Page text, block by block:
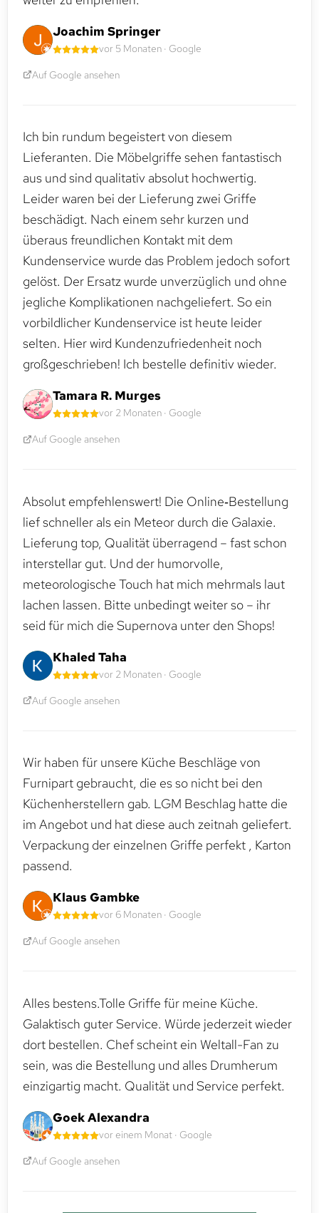
Joachim Springer
vor 5 Monaten · Google
Auf Google ansehen
Ich bin rundum begeistert von diesem
Lieferanten. Die Möbelgriffe sehen fantastisch
aus und sind qualitativ absolut hochwertig.
Leider waren bei der Lieferung zwei Griffe
beschädigt. Nach einem sehr kurzen und
überaus freundlichen Kontakt mit dem
Kundenservice wurde das Problem jedoch sofort
gelöst. Der Ersatz wurde unverzüglich und ohne
jegliche Komplikationen nachgeliefert. So ein
vorbildlicher Kundenservice ist heute leider
selten. Hier wird Kundenzufriedenheit noch
großgeschrieben! Ich bestelle definitiv wieder.
Tamara R. Murges
vor 2 Monaten · Google
Auf Google ansehen
Absolut empfehlenswert! Die Online‑Bestellung
lief schneller als ein Meteor durch die Galaxie.
Lieferung top, Qualität überragend – fast schon
interstellar gut. Und der humorvolle,
meteorologische Touch hat mich mehrmals laut
lachen lassen. Bitte unbedingt weiter so – ihr
seid für mich die Supernova unter den Shops!
Khaled Taha
vor 2 Monaten · Google
Auf Google ansehen
Wir haben für unsere Küche Beschläge von
Furnipart gebraucht, die es so nicht bei den
Küchenherstellern gab. LGM Beschlag hatte die
im Angebot und hat diese auch zeitnah geliefert.
Verpackung der einzelnen Griffe perfekt , Karton
passend.
Klaus Gambke
vor 6 Monaten · Google
Auf Google ansehen
Alles bestens.Tolle Griffe für meine Küche.
Galaktisch guter Service. Würde jederzeit wieder
dort bestellen. Chef scheint ein Weltall-Fan zu
sein, was die Bestellung und alles Drumherum
einzigartig macht. Qualität und Service perfekt.
Goek Alexandra
vor einem Monat · Google
Auf Google ansehen